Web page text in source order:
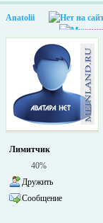
жизнь и
Anatolii
Лимитчик
40%
Дружить
Сообщение